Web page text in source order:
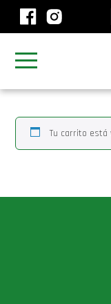
Tu carrito está